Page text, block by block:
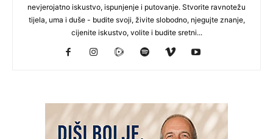
nevjerojatno iskustvo, ispunjenje i putovanje. Stvorite ravnotežu
tijela, uma i duše - budite svoji, živite slobodno, njegujte znanje,
cijenite iskustvo, volite i budite sretni...